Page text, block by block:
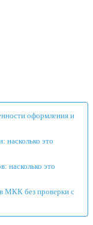
оформления и
насколько это
насколько это
МКК без проверки с